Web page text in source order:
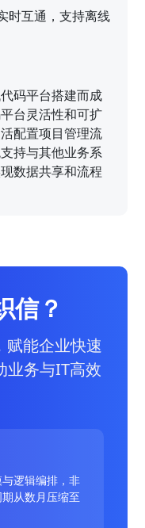
时互通，支持离线
码平台搭建而成
台灵活性和可扩
配置项目管理流
持与其他业务系
数据共享和流程
信？
能企业快速
业务与IT高效
逻辑编排，非
从数月压缩至